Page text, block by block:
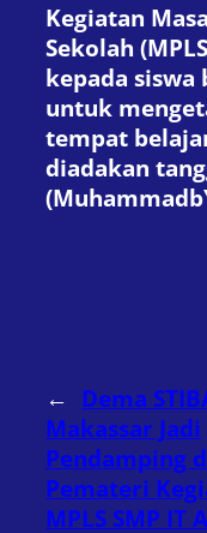
Kegiatan
Sekolah
kepada siswa
untuk
tempat
diadakan
← Dema
Makassar Jadi
Pendamping
Pemateri
MPLS SMP IT